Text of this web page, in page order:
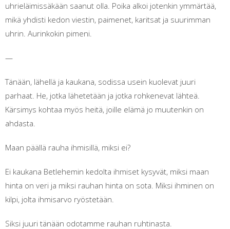
uhrieläimissäkään saanut olla. Poika alkoi jotenkin ymmärtää,
mikä yhdisti kedon viestin, paimenet, karitsat ja suurimman
uhrin. Aurinkokin pimeni.
—
Tänään, lähellä ja kaukana, sodissa usein kuolevat juuri
parhaat. He, jotka lähetetään ja jotka rohkenevat lähteä.
Kärsimys kohtaa myös heitä, joille elämä jo muutenkin on
ahdasta.
Maan päällä rauha ihmisillä, miksi ei?
Ei kaukana Betlehemin kedolta ihmiset kysyvät, miksi maan
hinta on veri ja miksi rauhan hinta on sota. Miksi ihminen on
kilpi, jolta ihmisarvo ryöstetään.
Siksi juuri tänään odotamme rauhan ruhtinasta.